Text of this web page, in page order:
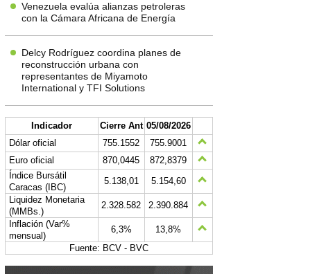
Venezuela evalúa alianzas petroleras
con la Cámara Africana de Energía
Delcy Rodríguez coordina planes de
reconstrucción urbana con
representantes de Miyamoto
International y TFI Solutions
Indicador Cierre Ant 05/08/2026
Dólar oficial
755.1552
755.9001
Euro oficial
870,0445
872,8379
Índice Bursátil
Caracas (IBC)
5.138,01
5.154,60
Liquidez Monetaria
(MMBs.)
2.328.582
2.390.884
Inflación (Var%
mensual)
6,3%
13,8%
Fuente: BCV - BVC